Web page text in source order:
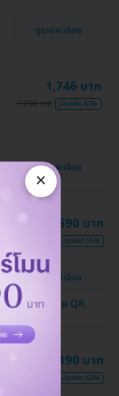
ดูรายละเอียด
1,746 บาท
3,298 บาท ประหยัด 47%
ดูรายละเอียด
12,590 บาท
ประหยัด 55%
ดูรายละเอียด
จ่ายด้วย QR
7,190 บาท
ประหยัด 62%
×